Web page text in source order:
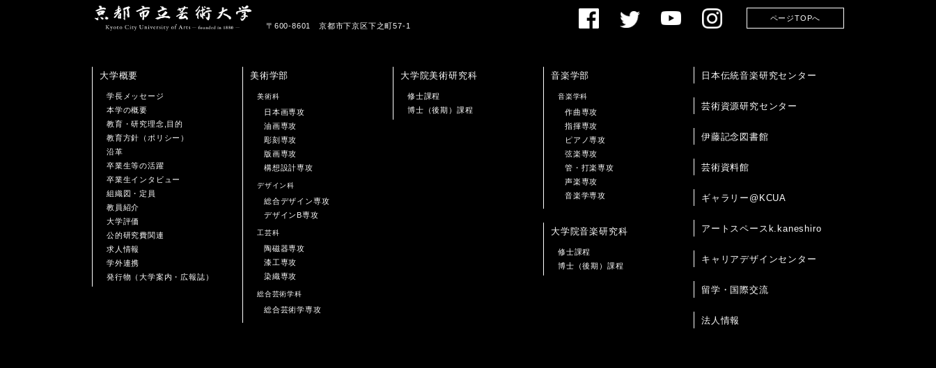
〒600-8601 京都市下京区下之町57-1
ページTOPへ
大学概要
学長メッセージ
本学の概要
教育・研究理念,目的
教育方針（ポリシー）
沿革
卒業生等の活躍
卒業生インタビュー
組織図・定員
教員紹介
大学評価
公的研究費関連
求人情報
学外連携
発行物（大学案内・広報誌）
美術学部
美術科
日本画専攻
油画専攻
彫刻専攻
版画専攻
構想設計専攻
デザイン科
総合デザイン専攻
デザインB専攻
工芸科
陶磁器専攻
漆工専攻
染織専攻
総合芸術学科
総合芸術学専攻
大学院美術研究科
修士課程
博士（後期）課程
音楽学部
音楽学科
作曲専攻
指揮専攻
ピアノ専攻
弦楽専攻
管・打楽専攻
声楽専攻
音楽学専攻
大学院音楽研究科
修士課程
博士（後期）課程
日本伝統音楽研究センター
芸術資源研究センター
伊藤記念図書館
芸術資料館
ギャラリー@KCUA
アートスペースk.kaneshiro
キャリアデザインセンター
留学・国際交流
法人情報